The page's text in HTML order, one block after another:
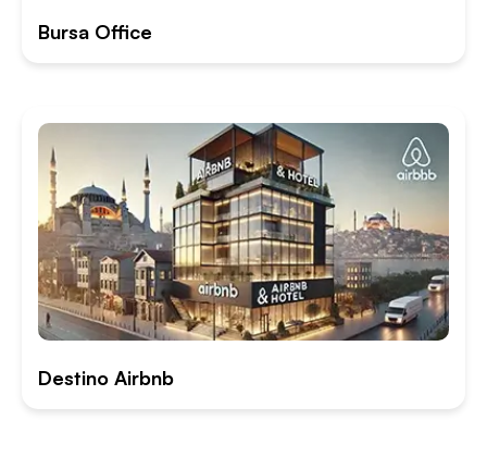
Bursa Office
Destino Airbnb